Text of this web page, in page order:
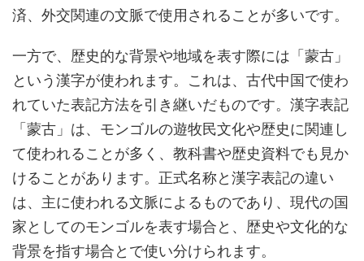
済、外交関連の文脈で使用されることが多いです。
一方で、歴史的な背景や地域を表す際には「蒙古」
という漢字が使われます。これは、古代中国で使わ
れていた表記方法を引き継いだものです。漢字表記
「蒙古」は、モンゴルの遊牧民文化や歴史に関連し
て使われることが多く、教科書や歴史資料でも見か
けることがあります。正式名称と漢字表記の違い
は、主に使われる文脈によるものであり、現代の国
家としてのモンゴルを表す場合と、歴史や文化的な
背景を指す場合とで使い分けられます。